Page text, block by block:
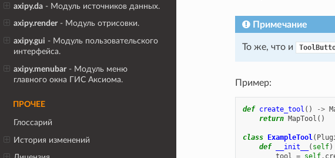
axipy.da - Модуль источников данных.
axipy.render - Модуль отрисовки.
axipy.gui - Модуль пользовательского
интерфейса.
axipy.menubar - Модуль меню
главного окна ГИС Аксиома.
ПРОЧЕЕ
Глоссарий
История изменений
Примечание
То же, что и
Пример:
def create_tool () ->
return MapTool ()
class ExampleTool(
def
__init__ ( self)
tool = self.